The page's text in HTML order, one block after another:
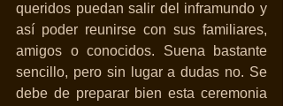
queridos puedan salir del inframundo y
así poder reunirse con sus familiares,
amigos o conocidos. Suena bastante
sencillo, pero sin lugar a dudas no. Se
debe de preparar bien esta ceremonia